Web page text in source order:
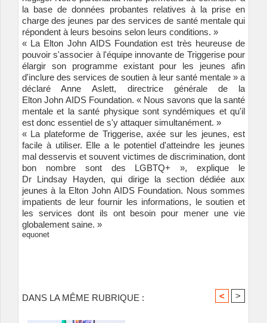
la base de données probantes relatives à la prise en
charge des jeunes par des services de santé mentale qui
répondent à leurs besoins selon leurs conditions. »
« La Elton John AIDS Foundation est très heureuse de
pouvoir s'associer à l'équipe innovante de Triggerise pour
élargir son programme existant pour les jeunes afin
d'inclure des services de soutien à leur santé mentale » a
déclaré Anne Aslett, directrice générale de la
Elton John AIDS Foundation. « Nous savons que la santé
mentale et la santé physique sont syndémiques et qu'il
est donc essentiel de s'y attaquer simultanément. »
« La plateforme de Triggerise, axée sur les jeunes, est
facile à utiliser. Elle a le potentiel d'atteindre les jeunes
mal desservis et souvent victimes de discrimination, dont
bon nombre sont des LGBTQ+ », explique le
Dr Lindsay Hayden, qui dirige la section dédiée aux
jeunes à la Elton John AIDS Foundation. Nous sommes
impatients de leur fournir les informations, le soutien et
les services dont ils ont besoin pour mener une vie
globalement saine. »
equonet
DANS LA MÊME RUBRIQUE : < >